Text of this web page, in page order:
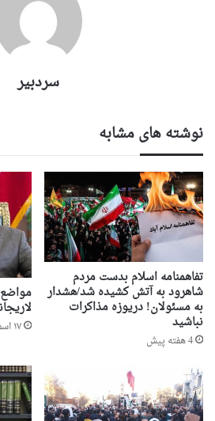
سردبیر
نوشته های مشابه
تفاهمنامه اسلام بدست مردم
شاهرود به آتش کشیده شد/هشدار
به مسئولان! دریوزه مذاکرات
نباشید
4 هفته پیش
۱۷ اسفند ۱۴۰۴ - ۸ مارس ۲۰۲۶